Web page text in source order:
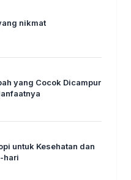
nikmat
yang Cocok Dicampur
untuk Kesehatan dan
hari